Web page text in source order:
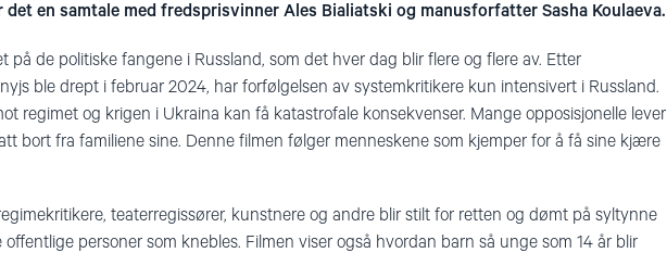
en samtale med fredsprisvinner Ales Bialiatski og manusforfatter Sasha Koulaeva.
på de politiske fangene i Russland, som det hver dag blir flere og flere av. Etter
ble drept i februar 2024, har forfølgelsen av systemkritikere kun intensivert i Russland.
regimet og krigen i Ukraina kan få katastrofale konsekvenser. Mange opposisjonelle lever
bort fra familiene sine. Denne filmen følger menneskene som kjemper for å få sine kjære
teaterregissører, kunstnere og andre blir stilt for retten og dømt på syltynne
personer som knebles. Filmen viser også hvordan barn så unge som 14 år blir